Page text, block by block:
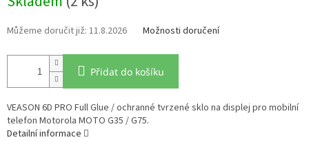
cena:
11.8.2026 Možnosti doručení
Přidat do košíku
VEASON 6D PRO Full Glue / ochranné tvrzené sklo na displej pro mobilní
telefon Motorola MOTO G35 / G75.
Detailní informace